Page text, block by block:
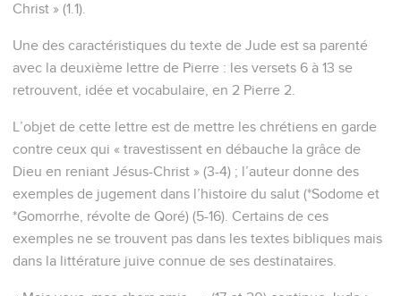
Christ » (1.1).
Une des caractéristiques du texte de Jude est sa parenté
avec la deuxième lettre de Pierre : les versets 6 à 13 se
retrouvent, idée et vocabulaire, en 2 Pierre 2.
L’objet de cette lettre est de mettre les chrétiens en garde
contre ceux qui « travestissent en débauche la grâce de
Dieu en reniant Jésus-Christ » (3-4) ; l’auteur donne des
exemples de jugement dans l’histoire du salut (*Sodome et
*Gomorrhe, révolte de Qoré) (5-16). Certains de ces
exemples ne se trouvent pas dans les textes bibliques mais
dans la littérature juive connue de ses destinataires.